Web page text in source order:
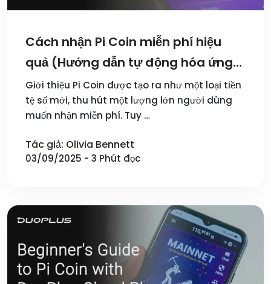
Cách nhận Pi Coin miễn phí hiệu
quả (Hướng dẫn tự động hóa ứng
dụng DuoPlus)
Giới thiệu Pi Coin được tạo ra như một loại tiền
tệ số mới, thu hút một lượng lớn người dùng
muốn nhận miễn phí. Tuy …
Tác giả: Olivia Bennett
03/09/2025 - 3 Phút đọc